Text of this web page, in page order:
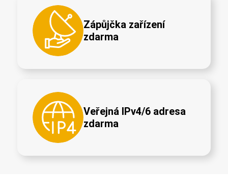
Zápůjčka zařízení
zdarma
Veřejná IPv4/6 adresa
zdarma